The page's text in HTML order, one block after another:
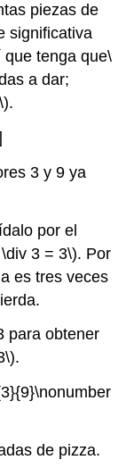
piezas de
significativa
que tenga que\
a dar;
.
3 y 9 ya
por el
3 = 3\). Por
es tres veces
para obtener
.
de pizza.